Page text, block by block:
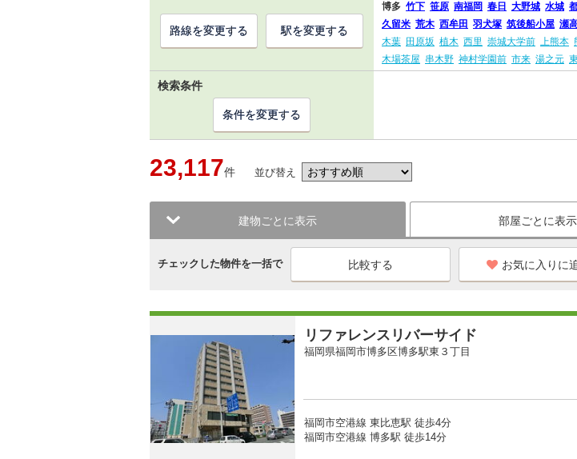
博多 竹下 笹原 南福岡 春日 大野城 水城
久留米 荒木 西牟田 羽犬塚 筑後船小屋 瀬
木葉 田原坂 植木 西里 崇城大学前 上熊本
木場茶屋 串木野 神村学園前 市来 湯之元
路線を変更する 駅を変更する
検索条件
条件を変更する
23,117件 並び替え
建物ごとに表示 部屋ごとに表示
チェックした物件を一括で お気に入りに
リファレンスリバーサイド
福岡県福岡市博多区博多駅東３丁目
福岡市空港線 東比恵駅 徒歩4分
福岡市空港線 博多駅 徒歩14分